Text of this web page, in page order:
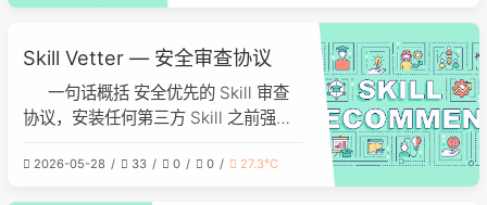
的问题 AI agent 拿到任务立刻开写代
码，不问"为什么要这样做" 缺乏设计阶
段，代
Skill Vetter — 安全审查协议
一句话概括 安全优先的 Skill 审查
协议，安装任何第三方 Skill 之前强制
风险分级，输出标准化审查报告。 解
2026-05-28 33 0 0 27.3℃